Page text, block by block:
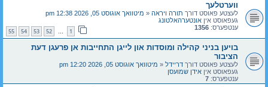
ווערטלעך
לעצטע פאוסט דורך תורה ויראה « מיטוואך אוגוסט 05, 2026 12:38 pm
געפאוסט אין אונטערהאלטונג
ענטפערס: 1356
1
…
52
53
54
55
בויען בניני קהילה ומוסדות און לייגן התחייבות אן פרעגן דעת
הציבור
לעצטע פאוסט דורך דריידל « מיטוואך אוגוסט 05, 2026 12:20 pm
געפאוסט אין אידן שמועסן
ענטפערס: 7